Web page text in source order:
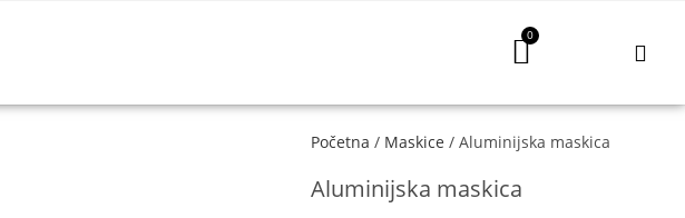
Početna / Maskice / Aluminijska maskica
Aluminijska maskica